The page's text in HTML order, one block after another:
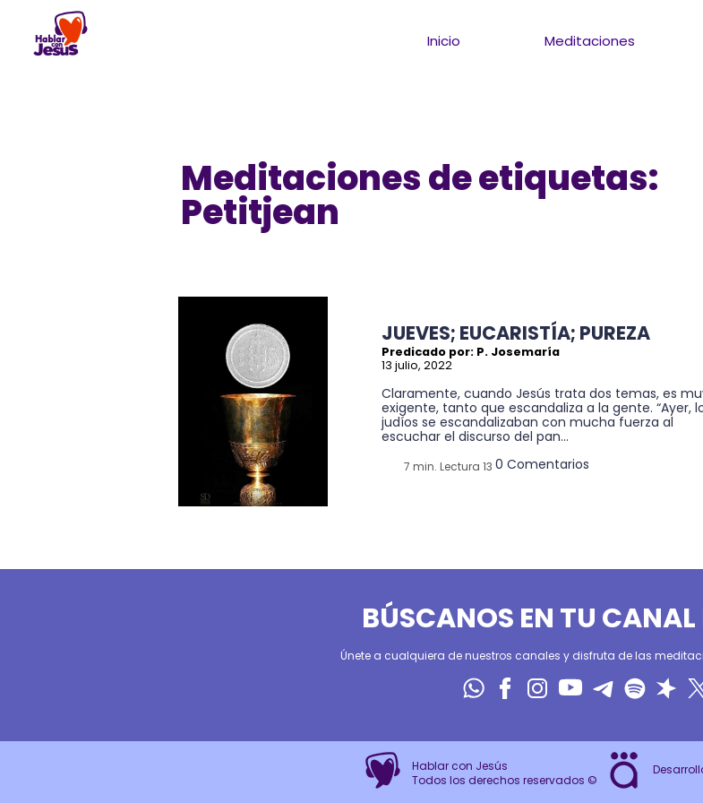
content
Inicio Meditaciones
Meditaciones de etiquetas:
Petitjean
JUEVES; EUCARISTÍA; PUREZA
Predicado por: P. Josemaría
13 julio, 2022
Claramente, cuando Jesús trata dos temas, es
exigente, tanto que escandaliza a la gente. “Ayer,
judíos se escandalizaban con mucha fuerza al
escuchar el discurso del pan...
7 min. Lectura 13 0 Comentarios
BÚSCANOS EN TU
Únete a cualquiera de nuestros canales y disfruta de las
Hablar con Jesús
Todos los derechos reservados ©